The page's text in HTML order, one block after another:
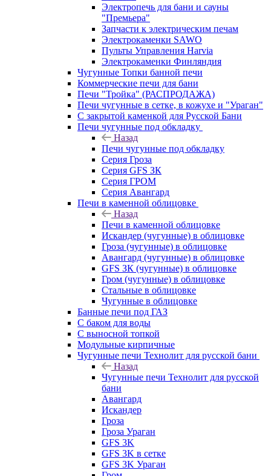
Электропечь для бани и сауны
"Премьера"
Запчасти к электрическим печам
Электрокаменки SAWO
Пульты Управления Harvia
Электрокаменки Финляндия
Чугунные Топки банной печи
Коммерческие печи для бани
Печи "Тройка" (РАСПРОДАЖА)
Печи чугунные в сетке, в кожухе и "Ураган"
С закрытой каменкой для Русской Бани
Печи чугунные под обкладку
Назад
Печи чугунные под обкладку
Серия Гроза
Серия GFS ЗК
Серия ГРОМ
Серия Авангард
Печи в каменной облицовке
Назад
Печи в каменной облицовке
Искандер (чугунные) в облицовке
Гроза (чугунные) в облицовке
Авангард (чугунные) в облицовке
GFS ЗК (чугунные) в облицовке
Гром (чугунные) в облицовке
Стальные в облицовке
Чугунные в облицовке
Банные печи под ГАЗ
С баком для воды
С выносной топкой
Модульные кирпичные
Чугунные печи Технолит для русской бани
Назад
Чугунные печи Технолит для русской
бани
Авангард
Искандер
Гроза
Гроза Ураган
GFS 3K
GFS 3K в сетке
GFS 3K Ураган